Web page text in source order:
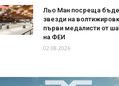
Льо Ман посреща
звезди на
първи медалисти от
на ФЕИ
02.08.2026